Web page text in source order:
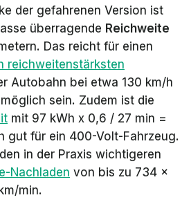
der gefahrenen Version ist
überragende Reichweite
Das reicht für einen
reichweitenstärksten
Autobahn bei etwa 130 km/h
sein. Zudem ist die
mit 97 kWh x 0,6 / 27 min =
gut für ein 400-Volt-Fahrzeug.
in der Praxis wichtigeren
Nachladen von bis zu 734 x
min.